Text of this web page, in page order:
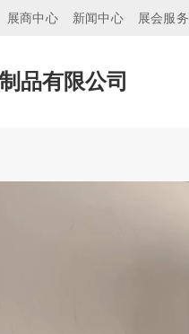
展商中心 新闻中心 展会服务
品有限公司